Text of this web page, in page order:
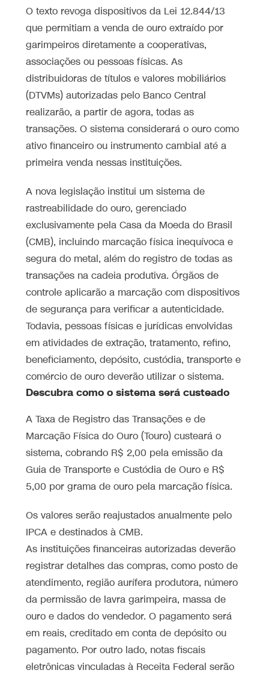
O texto revoga dispositivos da Lei 12.844/13
que permitiam a venda de ouro extraído por
garimpeiros diretamente a cooperativas,
associações ou pessoas físicas. As
distribuidoras de títulos e valores mobiliários
(DTVMs) autorizadas pelo Banco Central
realizarão, a partir de agora, todas as
transações. O sistema considerará o ouro como
ativo financeiro ou instrumento cambial até a
primeira venda nessas instituições.
A nova legislação institui um sistema de
rastreabilidade do ouro, gerenciado
exclusivamente pela Casa da Moeda do Brasil
(CMB), incluindo marcação física inequívoca e
segura do metal, além do registro de todas as
transações na cadeia produtiva. Órgãos de
controle aplicarão a marcação com dispositivos
de segurança para verificar a autenticidade.
Todavia, pessoas físicas e jurídicas envolvidas
em atividades de extração, tratamento, refino,
beneficiamento, depósito, custódia, transporte e
comércio de ouro deverão utilizar o sistema.
Descubra como o sistema será custeado
A Taxa de Registro das Transações e de
Marcação Física do Ouro (Touro) custeará o
sistema, cobrando R$ 2,00 pela emissão da
Guia de Transporte e Custódia de Ouro e R$
5,00 por grama de ouro pela marcação física.
Os valores serão reajustados anualmente pelo
IPCA e destinados à CMB.
As instituições financeiras autorizadas deverão
registrar detalhes das compras, como posto de
atendimento, região aurífera produtora, número
da permissão de lavra garimpeira, massa de
ouro e dados do vendedor. O pagamento será
em reais, creditado em conta de depósito ou
pagamento. Por outro lado, notas fiscais
eletrônicas vinculadas à Receita Federal serão